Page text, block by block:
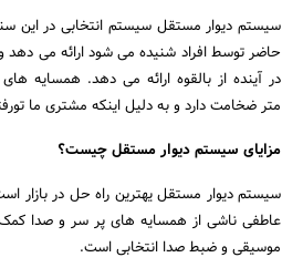
سیستم دیوار مستقل سیستم انتخابی در این
حاضر توسط افراد شنیده می شود ارائه می دهد
متر ضخامت دارد و به دلیل اینکه مشتری ما
مزایای سیستم دیوار مستقل چیست؟
سیستم دیوار مستقل یهترین راه حل در بازار
عاطفی ناشی از همسایه های پر سر و صدا
موسیقی و ضبط صدا انتخابی است.